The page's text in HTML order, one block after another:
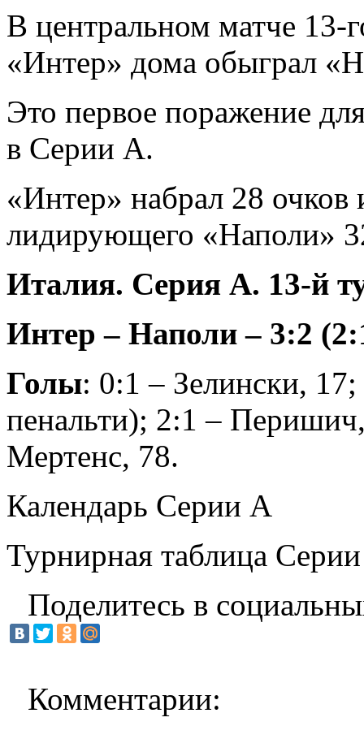
В центральном матче 13-
«Интер» дома обыграл
Это первое поражение
в Серии А.
«Интер» набрал 28 очков
лидирующего «Наполи»
Италия. Серия А. 13-й
Интер – Наполи – 3:2
Голы: 0:1 – Зелински,
пенальти); 2:1 –
Мертенс, 78.
Календарь Серии А
Турнирная таблица
Поделитесь в
Комментарии: